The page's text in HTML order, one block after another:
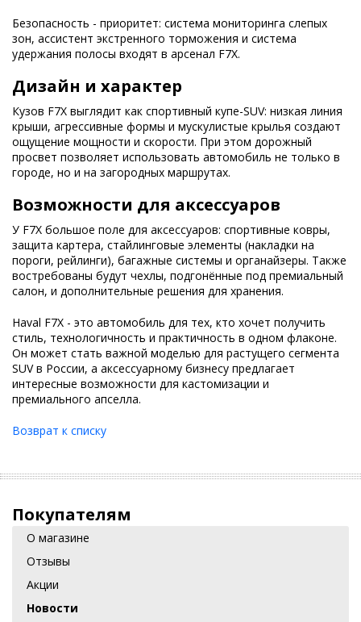
Безопасность - приоритет: система мониторинга слепых
зон, ассистент экстренного торможения и система
удержания полосы входят в арсенал F7X.
Дизайн и характер
Кузов F7X выглядит как спортивный купе-SUV: низкая линия
крыши, агрессивные формы и мускулистые крылья создают
ощущение мощности и скорости. При этом дорожный
просвет позволяет использовать автомобиль не только в
городе, но и на загородных маршрутах.
Возможности для аксессуаров
У F7X большое поле для аксессуаров: спортивные ковры,
защита картера, стайлинговые элементы (накладки на
пороги, рейлинги), багажные системы и органайзеры. Также
востребованы будут чехлы, подгонённые под премиальный
салон, и дополнительные решения для хранения.
Haval F7X - это автомобиль для тех, кто хочет получить
стиль, технологичность и практичность в одном флаконе.
Он может стать важной моделью для растущего сегмента
SUV в России, а аксессуарному бизнесу предлагает
интересные возможности для кастомизации и
премиального апселла.
Возврат к списку
Покупателям
О магазине
Отзывы
Акции
Новости